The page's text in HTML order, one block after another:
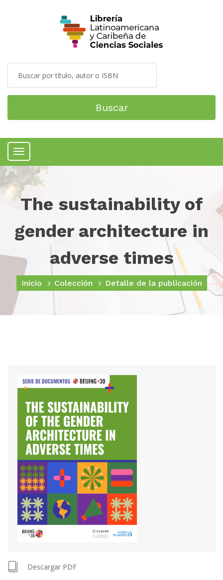
Buscar
Menú
The sustainability of
gender architecture in
adverse times
Inicio Colección Detalle de la publicación
Descargar PDF